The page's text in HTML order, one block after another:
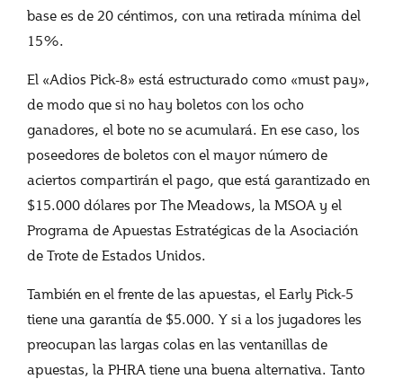
base es de 20 céntimos, con una retirada mínima del
15%.
El «Adios Pick-8» está estructurado como «must pay»,
de modo que si no hay boletos con los ocho
ganadores, el bote no se acumulará. En ese caso, los
poseedores de boletos con el mayor número de
aciertos compartirán el pago, que está garantizado en
$15.000 dólares por The Meadows, la MSOA y el
Programa de Apuestas Estratégicas de la Asociación
de Trote de Estados Unidos.
También en el frente de las apuestas, el Early Pick-5
tiene una garantía de $5.000. Y si a los jugadores les
preocupan las largas colas en las ventanillas de
apuestas, la PHRA tiene una buena alternativa. Tanto